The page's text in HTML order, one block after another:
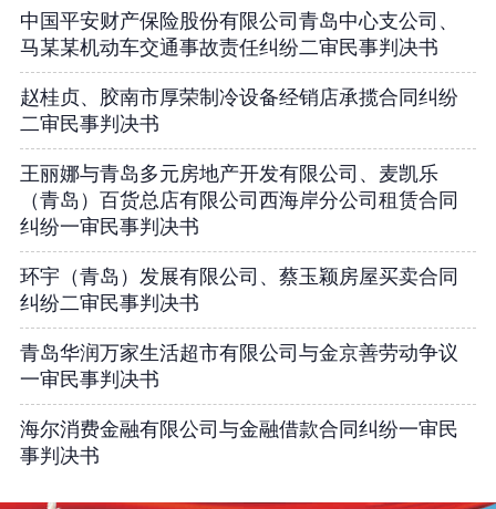
中国平安财产保险股份有限公司青岛中心支公司、
马某某机动车交通事故责任纠纷二审民事判决书
赵桂贞、胶南市厚荣制冷设备经销店承揽合同纠纷
二审民事判决书
王丽娜与青岛多元房地产开发有限公司、麦凯乐
（青岛）百货总店有限公司西海岸分公司租赁合同
纠纷一审民事判决书
环宇（青岛）发展有限公司、蔡玉颖房屋买卖合同
纠纷二审民事判决书
青岛华润万家生活超市有限公司与金京善劳动争议
一审民事判决书
海尔消费金融有限公司与金融借款合同纠纷一审民
事判决书